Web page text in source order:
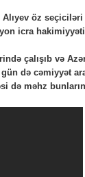
Alıyev öz
icra
çalışıb və
də cəmiyyət
də məhz